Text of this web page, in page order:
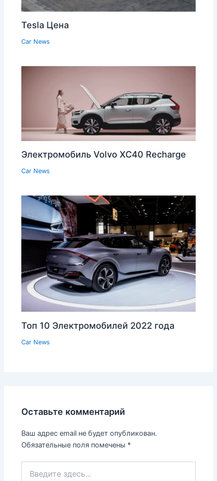
Tesla Цена
Car News
Электромобиль Volvo XC40 Recharge
Car News
Топ 10 Электромобилей 2022 года
Car News
Оставьте комментарий
Ваш адрес email не будет опубликован.
Обязательные поля помечены *
здесь...